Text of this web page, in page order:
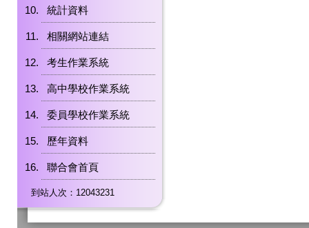
統計資料
相關網站連結
考生作業系統
高中學校作業系統
委員學校作業系統
歷年資料
聯合會首頁
到站人次：12043231